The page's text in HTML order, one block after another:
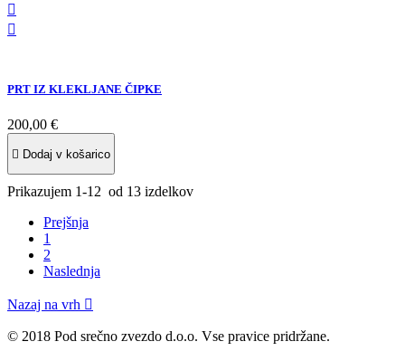


PRT IZ KLEKLJANE ČIPKE
200,00 €
 Dodaj v košarico
Prikazujem 1-12 od 13 izdelkov
Prejšnja
1
2
Naslednja
Nazaj na vrh 
© 2018 Pod srečno zvezdo d.o.o. Vse pravice pridržane.